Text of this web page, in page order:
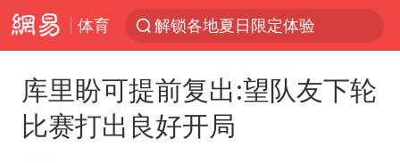
体育
解锁各地夏日限定体验
四川宜宾市珙县发生3.4级地震
库里盼可提前复出:望队友下轮
比赛打出良好开局